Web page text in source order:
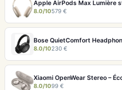
8.0/10579 €
8.0/10230 €
8.0/1099 €